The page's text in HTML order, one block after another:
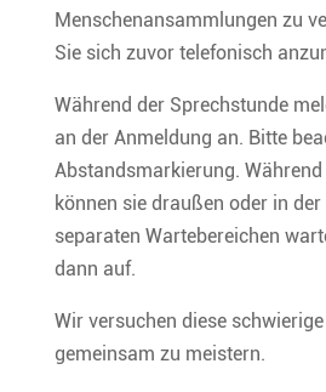
Menschenansammlungen zu
Sie sich zuvor telefonisch
Während der Sprechstunde
an der Anmeldung an. Bitte
Abstandsmarkierung.
können sie draußen oder in
separaten Wartebereichen
dann auf.
Wir versuchen diese
gemeinsam zu meistern.